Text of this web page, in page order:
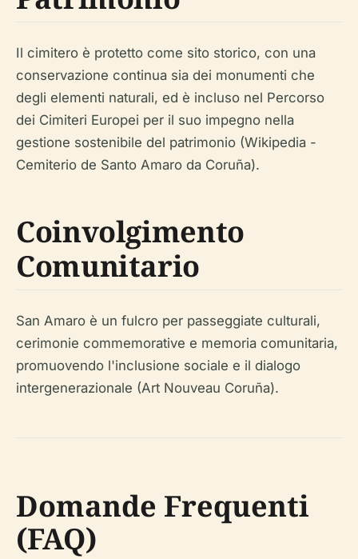
Il cimitero è protetto come sito storico, con una
conservazione continua sia dei monumenti che
degli elementi naturali, ed è incluso nel Percorso
dei Cimiteri Europei per il suo impegno nella
gestione sostenibile del patrimonio (Wikipedia -
Cemiterio de Santo Amaro da Coruña).
Coinvolgimento
Comunitario
San Amaro è un fulcro per passeggiate culturali,
cerimonie commemorative e memoria comunitaria,
promuovendo l'inclusione sociale e il dialogo
intergenerazionale (Art Nouveau Coruña).
Domande Frequenti
(FAQ)